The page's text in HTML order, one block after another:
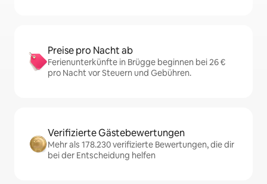
Preise pro Nacht ab
Ferienunterkünfte in Brügge beginnen bei 26 €
pro Nacht vor Steuern und Gebühren.
Verifizierte Gästebewertungen
Mehr als 178.230 verifizierte Bewertungen, die dir
bei der Entscheidung helfen